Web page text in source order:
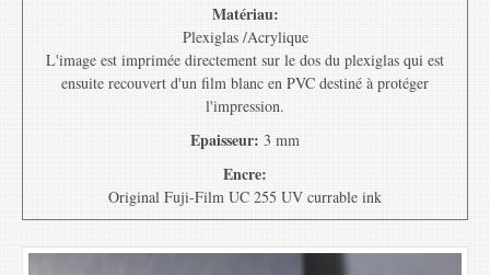
Matériau:
Plexiglas /Acrylique
L'image est imprimée directement sur le dos du plexiglas qui est
ensuite recouvert d'un film blanc en PVC destiné à protéger
l'impression.
Epaisseur: 3 mm
Encre:
Original Fuji-Film UC 255 UV currable ink